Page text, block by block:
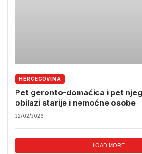
HERCEGOVINA
Pet geronto-domaćica i pet
obilazi starije i nemoćne osobe
22/02/2026
LOAD MORE